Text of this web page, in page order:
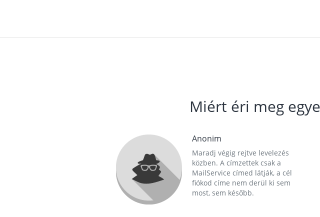
Miért éri meg
Anonim
Maradj végig rejtve levelezés
közben. A címzettek csak a
MailService címed látják, a cél
fiókod címe nem derül ki sem
most, sem később.